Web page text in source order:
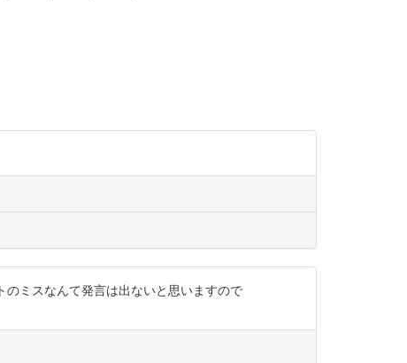
ミスなんて発言は出ないと思いますので